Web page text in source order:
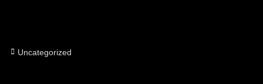
Categorías
Uncategorized